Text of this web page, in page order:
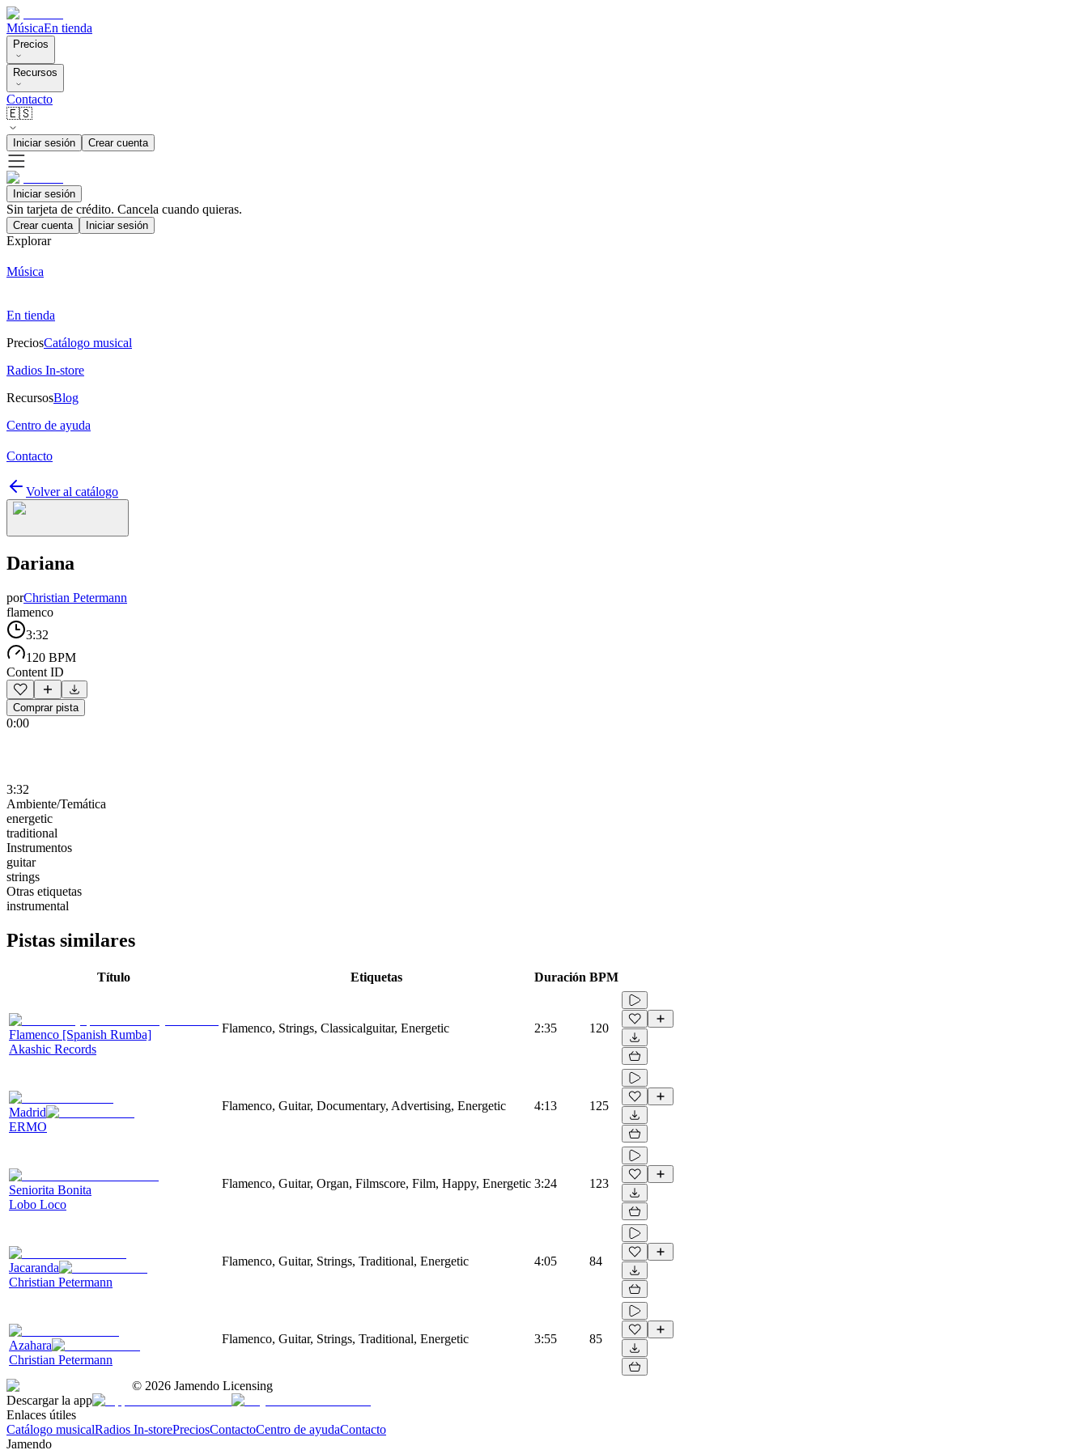
MúsicaEn tienda
Precios
Recursos
Contacto
🇪🇸
Iniciar sesión Crear cuenta
Iniciar sesión
Sin tarjeta de crédito. Cancela cuando quieras.
Crear cuenta Iniciar sesión
Explorar
Música
En tienda
PreciosCatálogo musical
Radios In-store
RecursosBlog
Centro de ayuda
Contacto
Volver al catálogo
Dariana
porChristian Petermann
flamenco
3:32
120 BPM
Content ID
Comprar pista
0:00
3:32
Ambiente/Temática
energetic
traditional
Instrumentos
guitar
strings
Otras etiquetas
instrumental
Pistas similares
Título Etiquetas Duración BPM
Flamenco [Spanish Rumba]
Akashic Records
Flamenco, Strings, Classicalguitar, Energetic 2:35 120
Madrid
ERMO
Flamenco, Guitar, Documentary, Advertising, Energetic 4:13 125
Seniorita Bonita
Lobo Loco
Flamenco, Guitar, Organ, Filmscore, Film, Happy, Energetic 3:24 123
Jacaranda
Christian Petermann
Flamenco, Guitar, Strings, Traditional, Energetic 4:05 84
Azahara
Christian Petermann
Flamenco, Guitar, Strings, Traditional, Energetic 3:55 85
© 2026 Jamendo Licensing
Descargar la app
Enlaces útiles
Catálogo musicalRadios In-storePreciosContactoCentro de ayudaContacto
Jamendo